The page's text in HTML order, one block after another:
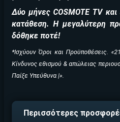
Δύο μήνεςCOSMOTE TV
κατάθεση. Η μεγαλύτερη
δόθηκε ποτέ!
*Ισχύουν Όροι και Προϋποθέσεις.
Κίνδυνος εθισμού & απώλειας
Παίξε Υπεύθυνα |».
Περισσότερες